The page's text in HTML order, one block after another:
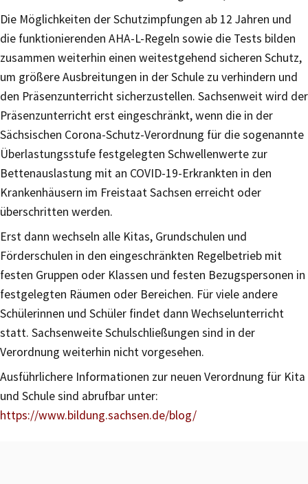
Die Möglichkeiten der Schutzimpfungen ab 12 Jahren und
die funktionierenden AHA-L-Regeln sowie die Tests bilden
zusammen weiterhin einen weitestgehend sicheren Schutz,
um größere Ausbreitungen in der Schule zu verhindern und
den Präsenzunterricht sicherzustellen. Sachsenweit wird der
Präsenzunterricht erst eingeschränkt, wenn die in der
Sächsischen Corona-Schutz-Verordnung für die sogenannte
Überlastungsstufe festgelegten Schwellenwerte zur
Bettenauslastung mit an COVID-19-Erkrankten in den
Krankenhäusern im Freistaat Sachsen erreicht oder
überschritten werden.
Erst dann wechseln alle Kitas, Grundschulen und
Förderschulen in den eingeschränkten Regelbetrieb mit
festen Gruppen oder Klassen und festen Bezugspersonen in
festgelegten Räumen oder Bereichen. Für viele andere
Schülerinnen und Schüler findet dann Wechselunterricht
statt. Sachsenweite Schulschließungen sind in der
Verordnung weiterhin nicht vorgesehen.
Ausführlichere Informationen zur neuen Verordnung für Kita
und Schule sind abrufbar unter:
https://www.bildung.sachsen.de/blog/